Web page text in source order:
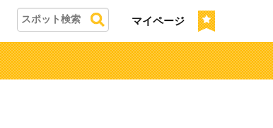
マイページ